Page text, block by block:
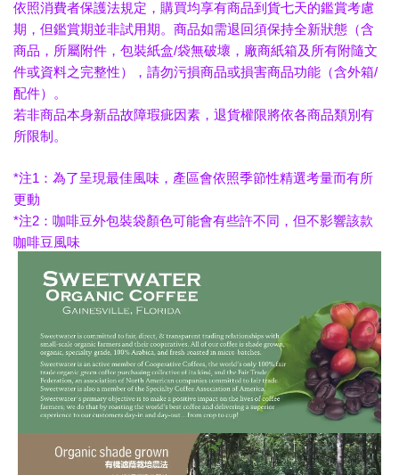
依照消費者保護法規定，購買均享有商品到貨七天的鑑賞考慮
期，但鑑賞期並非試用期。商品如需退回須保持全新狀態（含
商品，所屬附件，包裝紙盒/袋無破壞，廠商紙箱及所有附隨文
件或資料之完整性），請勿污損商品或損害商品功能（含外箱/
配件）。
若非商品本身新品故障瑕疵因素，退貨權限將依各商品類別有
所限制。
*注1：為了呈現最佳風味，產區會依照季節性精選考量而有所
更動
*注2：咖啡豆外包裝袋顏色可能會有些許不同，但不影響該款
咖啡豆風味